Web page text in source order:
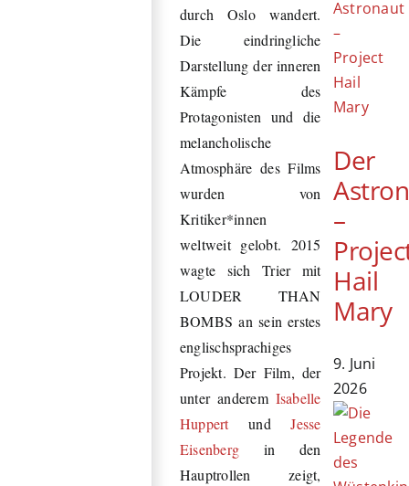
durch Oslo wandert.
Die eindringliche
Darstellung der inneren
Kämpfe des
Protagonisten und die
melancholische
Atmosphäre des Films
wurden von
Kritiker*innen
weltweit gelobt. 2015
wagte sich Trier mit
LOUDER THAN
BOMBS an sein erstes
englischsprachiges
Projekt. Der Film, der
unter anderem Isabelle
HuppertundJesse
Eisenberg in den
Hauptrollen zeigt,
Der
–
Hail
Mary
9. Juni
2026